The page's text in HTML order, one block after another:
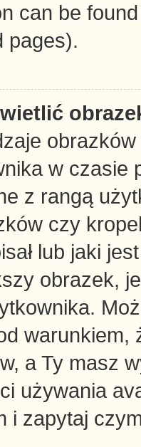
can be
pages).
w czasie
z rangą
czy
lub jaki
obrazek,
warunkiem,
a Ty masz
używania
i zapytaj